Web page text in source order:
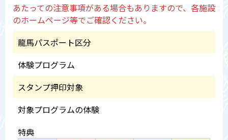
あたっての注意事項がある場合もありますので、各施設
のホームページ等でご確認ください。
龍馬パスポート区分
体験プログラム
スタンプ押印対象
対象プログラムの体験
特典